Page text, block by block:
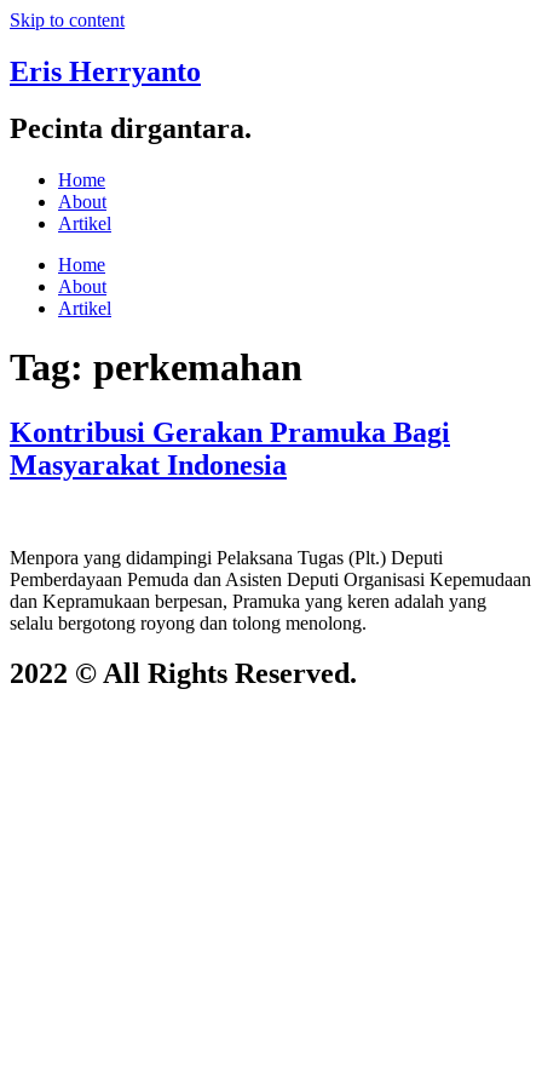
Skip to content
Eris Herryanto
Pecinta dirgantara.
Home
About
Artikel
Home
About
Artikel
Tag: perkemahan
Kontribusi Gerakan Pramuka Bagi
Masyarakat Indonesia
Menpora yang didampingi Pelaksana Tugas (Plt.) Deputi
Pemberdayaan Pemuda dan Asisten Deputi Organisasi Kepemudaan
dan Kepramukaan berpesan, Pramuka yang keren adalah yang
selalu bergotong royong dan tolong menolong.
2022 © All Rights Reserved.